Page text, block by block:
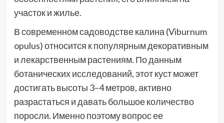
участок и жилье.
В современном садоводстве калина (Viburnum
opulus) относится к популярным декоративным
и лекарственным растениям. По данным
ботанических исследований, этот куст может
достигать высоты 3–4 метров, активно
разрастаться и давать большое количество
поросли. Именно поэтому вопрос ее